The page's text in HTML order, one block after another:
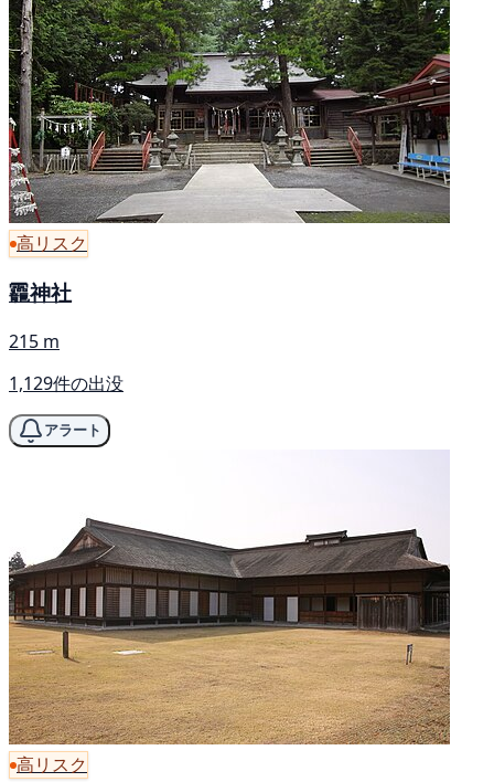
高リスク
龗神社
215 m
1,129件の出没
アラート
高リスク